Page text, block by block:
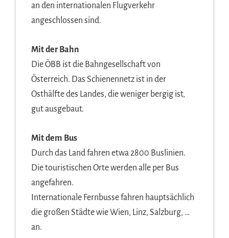
an den internationalen Flugverkehr
angeschlossen sind.
Mit der Bahn
Die ÖBB ist die Bahngesellschaft von
Österreich. Das Schienennetz ist in der
Osthälfte des Landes, die weniger bergig ist,
gut ausgebaut.
Mit dem Bus
Durch das Land fahren etwa 2800 Buslinien.
Die touristischen Orte werden alle per Bus
angefahren.
Internationale Fernbusse fahren hauptsächlich
die großen Städte wie Wien, Linz, Salzburg, …
an.